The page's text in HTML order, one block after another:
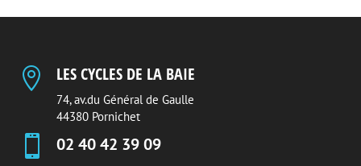
 LES CYCLES DE LA BAIE
74, av.du Général de Gaulle
44380 Pornichet
 02 40 42 39 09